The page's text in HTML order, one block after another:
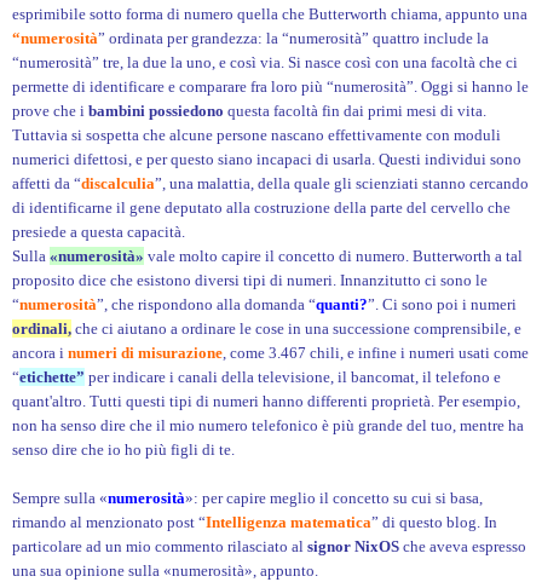
esprimibile sotto forma di numero quella che Butterworth chiama, appunto una
“numerosità” ordinata per grandezza: la “numerosità” quattro include la
“numerosità” tre, la due la uno, e così via. Si nasce così con una facoltà che ci
permette di identificare e comparare fra loro più “numerosità”. Oggi si hanno le
prove che i bambini possiedono questa facoltà fin dai primi mesi di vita.
Tuttavia si sospetta che alcune persone nascano effettivamente con moduli
numerici difettosi, e per questo siano incapaci di usarla. Questi individui sono
affetti da “discalculia”, una malattia, della quale gli scienziati stanno cercando
di identificarne il gene deputato alla costruzione della parte del cervello che
presiede a questa capacità.
Sulla «numerosità» vale molto capire il concetto di numero. Butterworth a tal
proposito dice che esistono diversi tipi di numeri. Innanzitutto ci sono le
“numerosità”, che rispondono alla domanda “quanti?”. Ci sono poi i numeri
ordinali, che ci aiutano a ordinare le cose in una successione comprensibile, e
ancora i numeri di misurazione , come 3.467 chili, e infine i numeri usati come
“etichette” per indicare i canali della televisione, il bancomat, il telefono e
quant'altro. Tutti questi tipi di numeri hanno differenti proprietà. Per esempio,
non ha senso dire che il mio numero telefonico è più grande del tuo, mentre ha
senso dire che io ho più figli di te.
Sempre sulla «numerosità»: per capire meglio il concetto su cui si basa,
rimando al menzionato post “Intelligenza matematica” di questo blog. In
particolare ad un mio commento rilasciato al signor NixOS che aveva espresso
una sua opinione sulla «numerosità», appunto.